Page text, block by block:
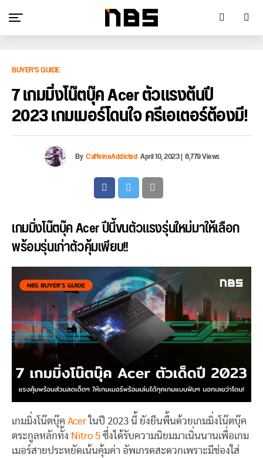
BUYER'S GUIDE
7 เกมมิ่งโน๊ตบุ๊ค Acer ตัวแรงต้นปี
2023 เกมเมอร์โดนใจ ครีเอเตอร์ต้องมี!
ByCaffeineAddicted April 10, 2023|8,779 Views
เกมมิ่งโน๊ตบุ๊ค Acer ปีนี้ขนตัวแรงรุ่นใหม่มาให้เลือก
พร้อมรุ่นเก่าตัวคุ้มเพียบ!!
เกมมิ่งโน๊ตบุ๊ค Acer ในปี 2023 นี้ ยังยืนพื้นด้วยเกมมิ่งโน๊ตบุ๊ค
ตระกูลหลักทั้ง Nitro 5 ซึ่งได้รับความนิยมมาเนิ่นนานเพื่อเกม
เมอร์สายประหยัดเน้นคุ้มค่า อัพเกรดสะดวกเพราะมีช่องใส่